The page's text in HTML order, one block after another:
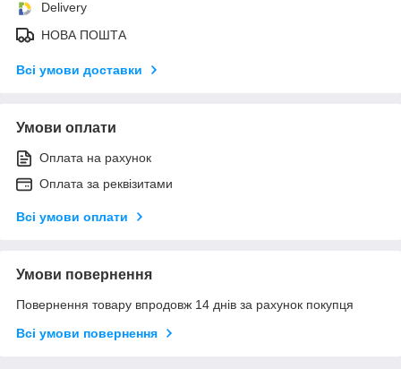
Delivery
НОВА ПОШТА
Всі умови доставки
Умови оплати
Оплата на рахунок
Оплата за реквізитами
Всі умови оплати
Умови повернення
Повернення товару впродовж 14 днів за рахунок покупця
Всі умови повернення